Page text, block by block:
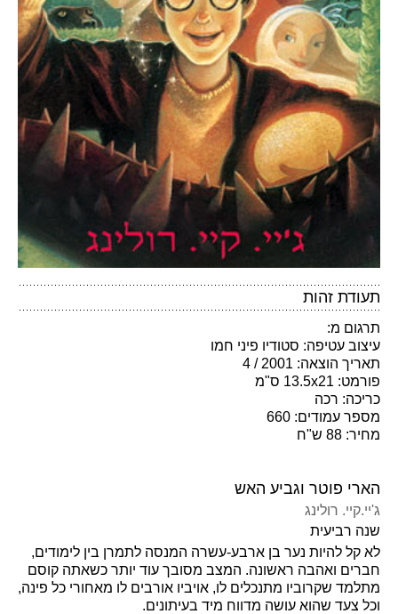
תעודת זהות
תרגום מ:
עיצוב עטיפה: סטודיו פיני חמו
תאריך הוצאה: 2001 / 4
פורמט: 13.5x21 ס"מ
כריכה: רכה
מספר עמודים: 660
מחיר: 88 ש"ח
הארי פוטר וגביע האש
ג'יי.קיי. רולינג
שנה רביעית
לא קל להיות נער בן ארבע-עשרה המנסה לתמרן בין לימודים,
חברים ואהבה ראשונה. המצב מסובך עוד יותר כשאתה קוסם
מתלמד שקרוביו מתנכלים לו, אויביו אורבים לו מאחורי כל פינה,
וכל צעד שהוא עושה מדווח מיד בעיתונים.